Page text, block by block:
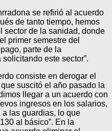
se refirió al acuerdo
de tanto tiempo, hemos
sector de la sanidad, donde
primer semestre del
parte de la
este sector”.
consiste en derogar el
suscitó el año pasado la
llegar a un acuerdo con
ingresos en los salarios,
las guardias, lo que
al básico”. En la